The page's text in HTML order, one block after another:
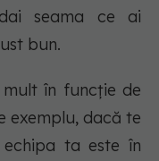
seama ce ai
bun.
în funcție de
exemplu, dacă te
ta este în